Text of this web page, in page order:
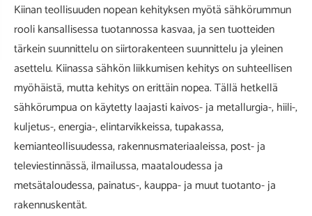
Kiinan teollisuuden nopean kehityksen myötä sähkörummun
rooli kansallisessa tuotannossa kasvaa, ja sen tuotteiden
tärkein suunnittelu on siirtorakenteen suunnittelu ja yleinen
asettelu. Kiinassa sähkön liikkumisen kehitys on suhteellisen
myöhäistä, mutta kehitys on erittäin nopea. Tällä hetkellä
sähkörumpua on käytetty laajasti kaivos- ja metallurgia-, hiili-,
kuljetus-, energia-, elintarvikkeissa, tupakassa,
kemianteollisuudessa, rakennusmateriaaleissa, post- ja
televiestinnässä, ilmailussa, maataloudessa ja
metsätaloudessa, painatus-, kauppa- ja muut tuotanto- ja
rakennuskentät.